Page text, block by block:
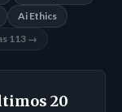
Ai Ethics
113 →
20